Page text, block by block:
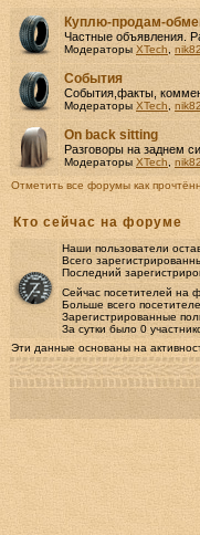
Куплю-продам-
Частные объявления.
Модераторы XTech
События
События,факты,
Модераторы XTech
Оn back sitting
Разговоры на заднем
Модераторы XTech
Отметить все форумы как
Кто сейчас на форуме
Наши пользователи
Всего
Последний
Сейчас посетителей на
Больше всего
Зарегистрированные
За сутки было 0
Эти данные основаны на